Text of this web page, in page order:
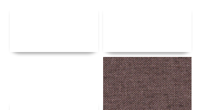
Αναλυτικά Αναλυτικά